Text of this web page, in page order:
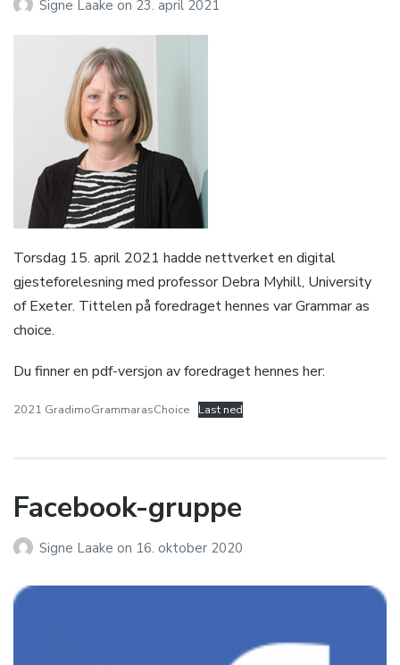
Signe Laake on 23. april 2021
Torsdag 15. april 2021 hadde nettverket en digital
gjesteforelesning med professor Debra Myhill, University
of Exeter. Tittelen på foredraget hennes var Grammar as
choice.
Du finner en pdf-versjon av foredraget hennes her:
2021 GradimoGrammarasChoice Last ned
Facebook-gruppe
Signe Laake on 16. oktober 2020